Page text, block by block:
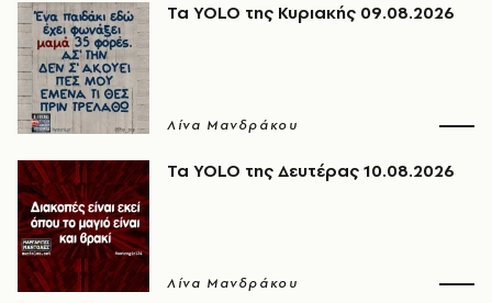
Τα YOLO της Κυριακής 09.08.2026
Λίνα Μανδράκου
Τα YOLO της Δευτέρας 10.08.2026
Λίνα Μανδράκου